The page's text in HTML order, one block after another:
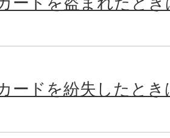
ードを紛失したとき